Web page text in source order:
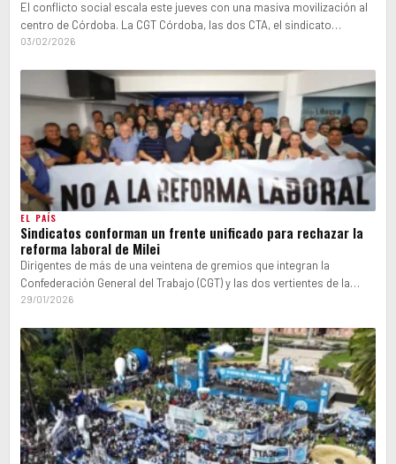
El conflicto social escala este jueves con una masiva movilización al
centro de Córdoba. La CGT Córdoba, las dos CTA, el sindicato…
03/02/2026
EL PAÍS
Sindicatos conforman un frente unificado para rechazar la
reforma laboral de Milei
Dirigentes de más de una veintena de gremios que integran la
Confederación General del Trabajo (CGT) y las dos vertientes de la…
29/01/2026